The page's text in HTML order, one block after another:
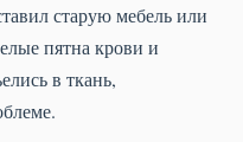
старую мебель или
пятна крови и
в ткань,